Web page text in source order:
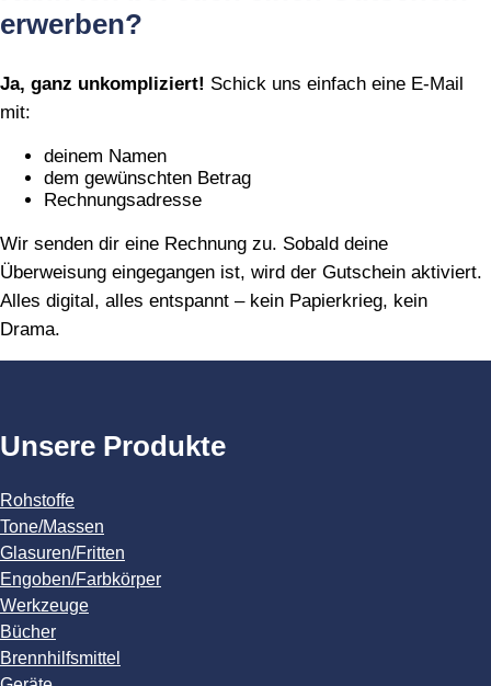
erwerben?
Ja, ganz unkompliziert! Schick uns einfach eine E‑Mail
mit:
deinem Namen
dem gewünschten Betrag
Rechnungsadresse
Wir senden dir eine Rechnung zu. Sobald deine
Überweisung eingegangen ist, wird der Gutschein aktiviert.
Alles digital, alles entspannt – kein Papierkrieg, kein
Drama.
Unsere Produkte
Rohstoffe
Tone/Massen
Glasuren/Fritten
Engoben/Farbkörper
Werkzeuge
Bücher
Brennhilfsmittel